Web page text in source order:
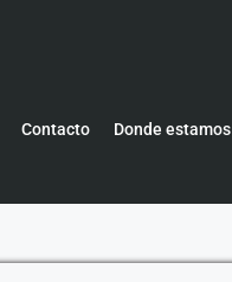
Contacto Donde estamos